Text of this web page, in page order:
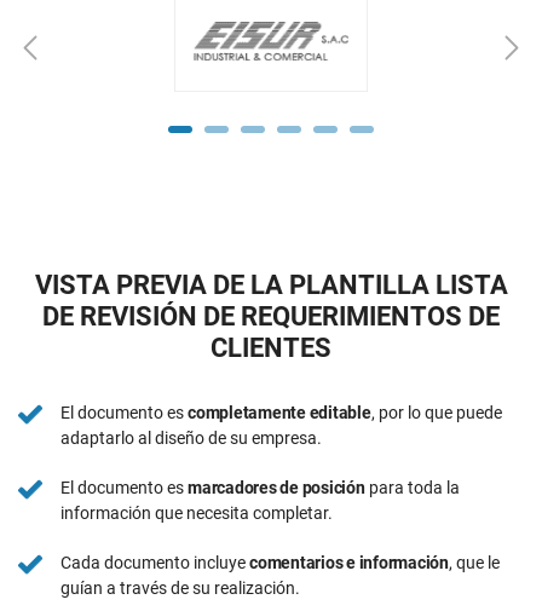
VISTA PREVIA DE LA PLANTILLA LISTA
DE REVISIÓN DE REQUERIMIENTOS DE
CLIENTES
El documento escompletamente editable, por lo que puede
adaptarlo al diseño de su empresa.
El documento esmarcadores de posiciónpara toda la
información que necesita completar.
Cada documento incluyecomentarios e información, que le
guían a través de su realización.